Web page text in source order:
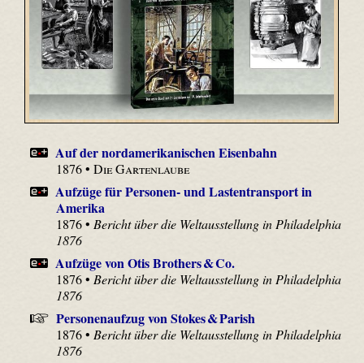
Auf der nordamerikanischen Eisenbahn
1876 •Die Gartenlaube
Aufzüge für Personen- und Lastentransport in
Amerika
1876 •Bericht über die Weltausstellung in Philadelphia
1876
Aufzüge von Otis Brothers & Co.
1876 •Bericht über die Weltausstellung in Philadelphia
1876
Personenaufzug von Stokes & Parish
1876 •Bericht über die Weltausstellung in Philadelphia
1876